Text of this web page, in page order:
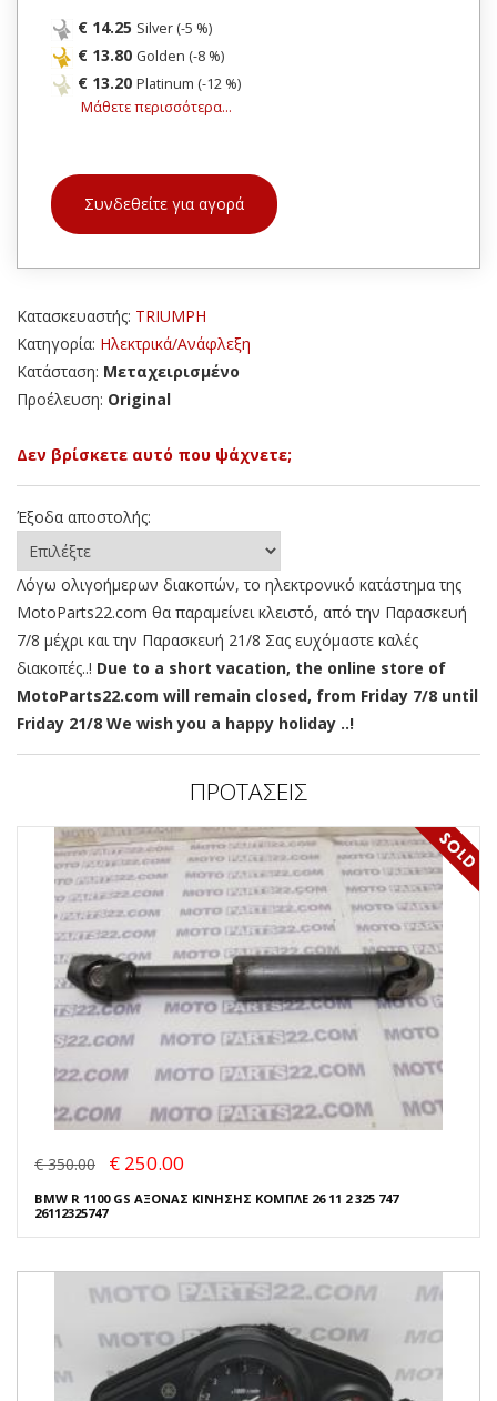
€ 14.25 Silver (-5 %)
€ 13.80 Golden (-8 %)
€ 13.20 Platinum (-12 %)
Μάθετε περισσότερα...
Συνδεθείτε για αγορά
Κατασκευαστής: TRIUMPH
Κατηγορία: Ηλεκτρικά/Ανάφλεξη
Κατάσταση: Μεταχειρισμένο
Προέλευση: Original
Δεν βρίσκετε αυτό που ψάχνετε;
Έξοδα αποστολής:
Λόγω ολιγοήμερων διακοπών, το ηλεκτρονικό κατάστημα της
MotoParts22.com θα παραμείνει κλειστό, από την Παρασκευή
7/8 μέχρι και την Παρασκευή 21/8 Σας ευχόμαστε καλές
διακοπές..! Due to a short vacation, the online store of
MotoParts22.com will remain closed, from Friday 7/8 until
Friday 21/8 We wish you a happy holiday ..!
ΠΡΟΤΑΣΕΙΣ
€ 350.00 € 250.00
BMW R 1100 GS ΑΞΟΝΑΣ ΚΙΝΗΣΗΣ ΚΟΜΠΛΕ 26 11 2 325 747
26112325747